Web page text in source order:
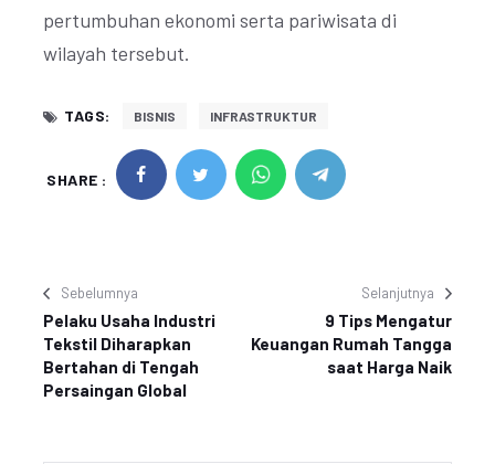
pertumbuhan ekonomi serta pariwisata di
wilayah tersebut.
TAGS: BISNIS INFRASTRUKTUR
SHARE :
Sebelumnya
Pelaku Usaha Industri
Tekstil Diharapkan
Bertahan di Tengah
Persaingan Global
Selanjutnya
9 Tips Mengatur
Keuangan Rumah Tangga
saat Harga Naik